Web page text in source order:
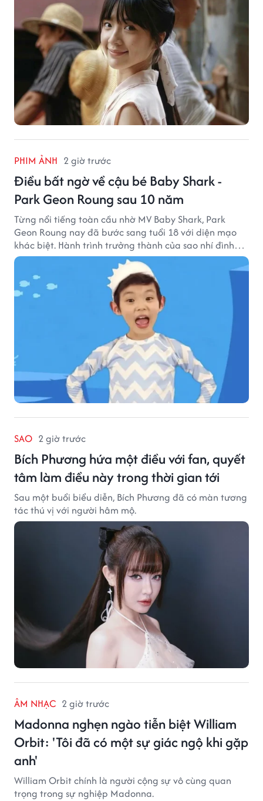
PHIM ẢNH 2 giờ trước
Điều bất ngờ về cậu bé Baby Shark -
Park Geon Roung sau 10 năm
Từng nổi tiếng toàn cầu nhờ MV Baby Shark, Park
Geon Roung nay đã bước sang tuổi 18 với diện mạo
khác biệt. Hành trình trưởng thành của sao nhí đình
đám một thời đang thu hút sự quan tâm của nhiều
SAO 2 giờ trước
Bích Phương hứa một điều với fan, quyết
tâm làm điều này trong thời gian tới
Sau một buổi biểu diễn, Bích Phương đã có màn tương
tác thú vị với người hâm mộ.
ÂM NHẠC 2 giờ trước
Madonna nghẹn ngào tiễn biệt William
Orbit: 'Tôi đã có một sự giác ngộ khi gặp
anh'
William Orbit chính là người cộng sự vô cùng quan
trọng trong sự nghiệp Madonna.